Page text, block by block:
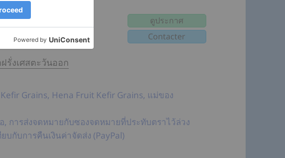
รั่งเศสตะวันออก
Grains, Hena Fruit Kefir Grains, แม่ของ
, การส่งจดหมายกับซองจดหมายที่ประทับตราไว้ล่วง
กับการคืนเงินค่าจัดส่ง (PayPal)
ดูประกาศ